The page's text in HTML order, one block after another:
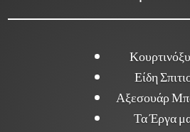
Είδη
Αξεσουάρ
Τα Έργα